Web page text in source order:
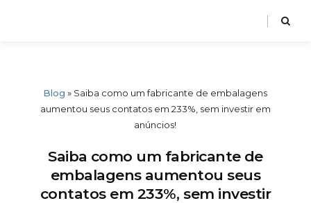
Blog » Saiba como um fabricante de embalagens
aumentou seus contatos em 233%, sem investir em
anúncios!
Saiba como um fabricante de
embalagens aumentou seus
contatos em 233%, sem investir